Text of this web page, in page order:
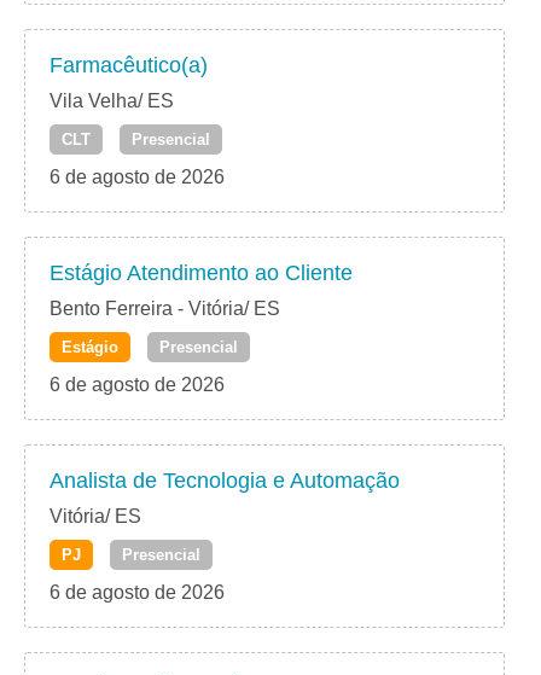
Farmacêutico(a)
Vila Velha/ ES
CLT Presencial
6 de agosto de 2026
Estágio Atendimento ao Cliente
Bento Ferreira - Vitória/ ES
Estágio Presencial
6 de agosto de 2026
Analista de Tecnologia e Automação
Vitória/ ES
PJ Presencial
6 de agosto de 2026